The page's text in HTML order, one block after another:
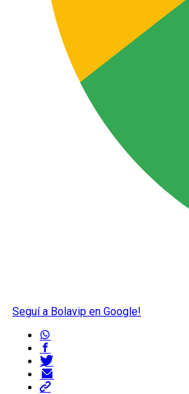
Seguí a Bolavip en Google!